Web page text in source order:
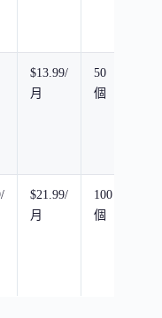
$13.99/
月
50
個
$21.99/
月
100
個